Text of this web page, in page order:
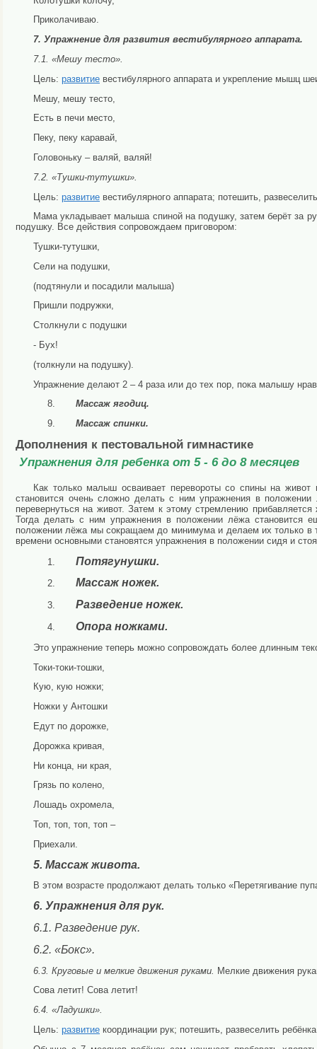
Приколачиваю.
7. Упражнение для развития вестибулярного аппарата.
7.1. «Мешу тесто».
Цель: развитие вестибулярного аппарата и укрепление мышц
Мешу, мешу тесто,
Есть в печи место,
Пеку, пеку каравай,
Головоньку – валяй, валяй!
7.2. «Тушки-тутушки».
Цель: развитие вестибулярного аппарата; потешить,
Мама укладывает малыша спиной на подушку, затем берёт за
подушку. Все действия сопровождаем приговором:
Тушки-тутушки,
Сели на подушки,
(подтянули и посадили малыша)
Пришли подружки,
Столкнули с подушки
- Бух!
(толкнули на подушку).
Упражнение делают 2 – 4 раза или до тех пор, пока малышу
Массаж ягодиц.
Массаж спинки.
Дополнения к пестовальной гимнастике
Упражнения для ребенка от 5 - 6 до 8 месяцев
Как только малыш осваивает перевороты со спины на
становится очень сложно делать с ним упражнения в
перевернуться на живот. Затем к этому стремлению
Тогда делать с ним упражнения в положении лёжа
положении лёжа мы сокращаем до минимума и делаем их только в
времени основными становятся упражнения в положении сидя и
Потягунушки.
Массаж ножек.
Разведение ножек.
Опора ножками.
Это упражнение теперь можно сопровождать более длинным
Токи-токи-тошки,
Кую, кую ножки;
Ножки у Антошки
Едут по дорожке,
Дорожка кривая,
Ни конца, ни края,
Грязь по колено,
Лошадь охромела,
Топ, топ, топ, топ –
Приехали.
5. Массаж живота.
В этом возрасте продолжают делать только «Перетягивание
6. Упражнения для рук.
6.1. Разведение рук.
6.2. «Бокс».
6.3. Круговые и мелкие движения руками. Мелкие движения
Сова летит! Сова летит!
6.4. «Ладушки».
Цель: развитие координации рук; потешить, развеселить